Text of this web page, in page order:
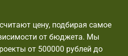
цену, подбирая самое
от бюджета. Мы
от 500000 рублей до